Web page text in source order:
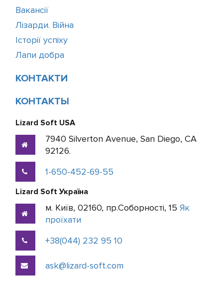
Вакансії
Лізарди. Війна
Історії успіху
Лапи добра
КОНТАКТИ
КОНТАКТЫ
Lizard Soft USA
7940 Silverton Avenue, San Diego, CA
92126.
1-650-452-69-55
Lizard Soft Україна
м. Київ, 02160, пр.Соборності, 15 Як
проїхати
+38(044) 232 95 10
ask@lizard-soft.com